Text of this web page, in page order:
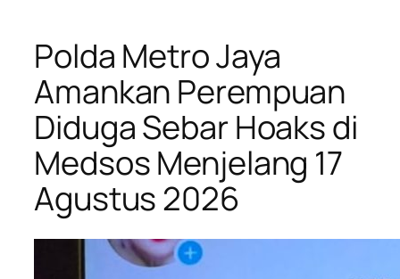
Polda Metro Jaya
Amankan Perempuan
Diduga Sebar Hoaks di
Medsos Menjelang 17
Agustus 2026